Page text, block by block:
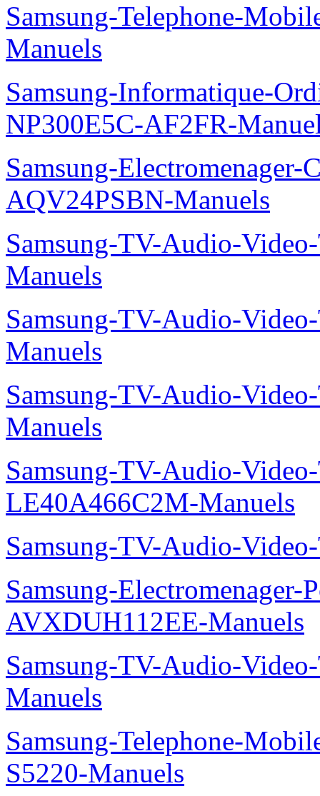
Samsung-Telephone-
Manuels
Samsung-Informatique-
NP300E5C-AF2FR-
Samsung-Electromenager-
AQV24PSBN-Manuels
Samsung-TV-Audio-
Manuels
Samsung-TV-Audio-
Manuels
Samsung-TV-Audio-
Manuels
Samsung-TV-Audio-
LE40A466C2M-Manuels
Samsung-TV-Audio-
Samsung-
AVXDUH112EE-Manuels
Samsung-TV-Audio-
Manuels
Samsung-Telephone-
S5220-Manuels